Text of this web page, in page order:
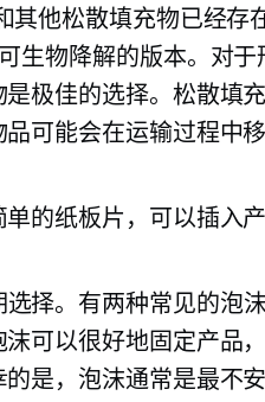
其他松散填充物已经存
生物降解的版本。对于
极佳的选择。松散填
可能会在运输过程中
的纸板片，可以插入
择。有两种常见的泡
可以很好地固定产品
是，泡沫通常是最不